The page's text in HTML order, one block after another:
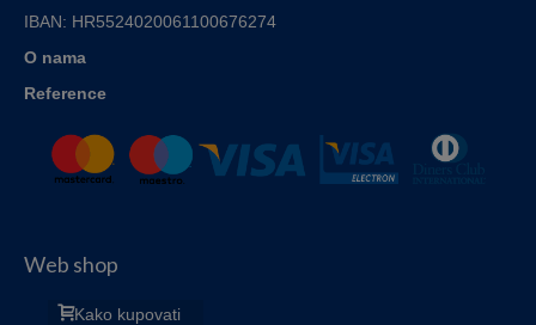
IBAN: HR5524020061100676274
O nama
Reference
Web shop
Kako kupovati